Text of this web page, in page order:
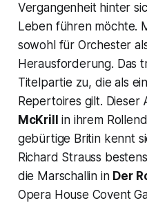
Vergangenheit hinter
Leben führen möchte.
sowohl für Orchester
Herausforderung. Das
Titelpartie zu, die als
Repertoires gilt. Dieser
McKrill
in ihrem
gebürtige Britin kennt
Richard Strauss
die Marschallin in Der
Opera House Covent